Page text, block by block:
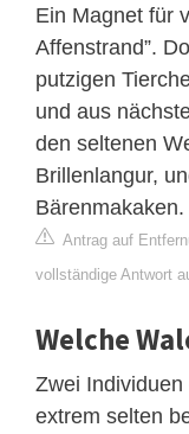
Ein Magnet für
Affenstrand”.
putzigen
und aus
den seltenen
Brillenlangur,
Bärenmakaken.
Antrag auf
vollständige Antwort
Welche
Zwei
extrem selten